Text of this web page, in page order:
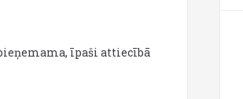
īpaši attiecībā